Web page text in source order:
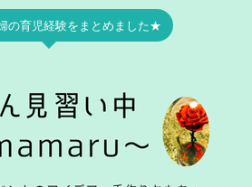
の育児経験をまとめました★